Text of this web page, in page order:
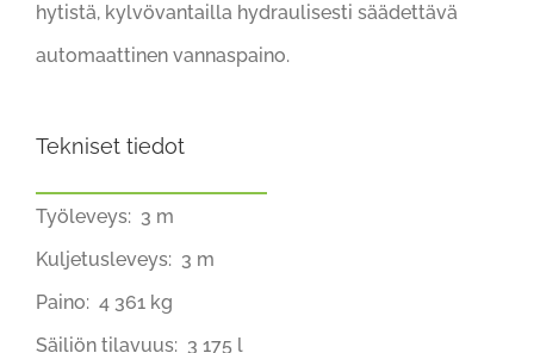
hytistä, kylvövantailla hydraulisesti säädettävä
automaattinen vannaspaino.
Tekniset tiedot
Työleveys: 3 m
Kuljetusleveys: 3 m
Paino: 4 361 kg
Säiliön tilavuus: 3 175 l